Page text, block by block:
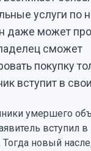
услуги по
даже может
сможет
покупку
вступит в
умершего
вступил
Тогда новый